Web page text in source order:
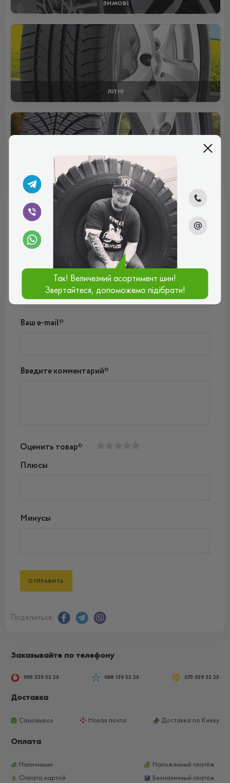
ЗИМОВІ
ЛІТНІ
ВСЕСЕЗОННІ
Отзывы (0)
Пока нет комментариев
Написать комментарий
Имя*
Ваш e-mail*
Введите комментарий*
Оценить товар*
Плюсы
Минусы
Поделиться:
Заказывайте по телефону
095 229 52 25 068 139 52 25 073 029 52 25
Доставка
Самовывоз Новая почта Доставка по Киеву
Оплата
Наличными
Наложенный платёж
Оплата картой
Безналичный платеж
Так! Величезний асортимент шин!
Звертайтеся, допоможемо підібрати!